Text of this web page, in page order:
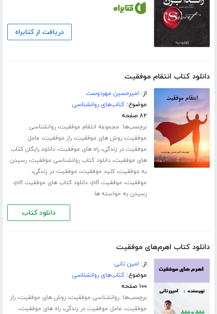
دریافت از کتابراه
دانلود کتاب انتقام موفقیت
از: امیرحسین مهردوست
موضوع:کتاب‌های روانشناسی
۸۲ صفحه
برچسب‌ها: مجموعه انتقام موفقیت،روانشناسی
موفقیت،روش های موفقیت،راز موفقیت، عامل
موفقیت در زندگی،راه های موفقیت،دانلود رایگان کتاب
های موفقیت،دانلود کتاب روانشناسی موفقیت،رسیدن
به موفقیت،کلید موفقیت، موفقیت در زندگی،
موفقیت، موفقیت pdf ،دانلود کتاب های موفقیت pdf ،
رسیدن به خواسته ها
دانلود کتاب
دانلود کتاب اهرم‌های موفقیت
از: امین تانی
موضوع:کتاب‌های روانشناسی
۱۰۰ صفحه
برچسب‌ها:روانشناسی موفقیت،روش های موفقیت،راز
موفقیت، عامل موفقیت در زندگی،راه های موفقیت،